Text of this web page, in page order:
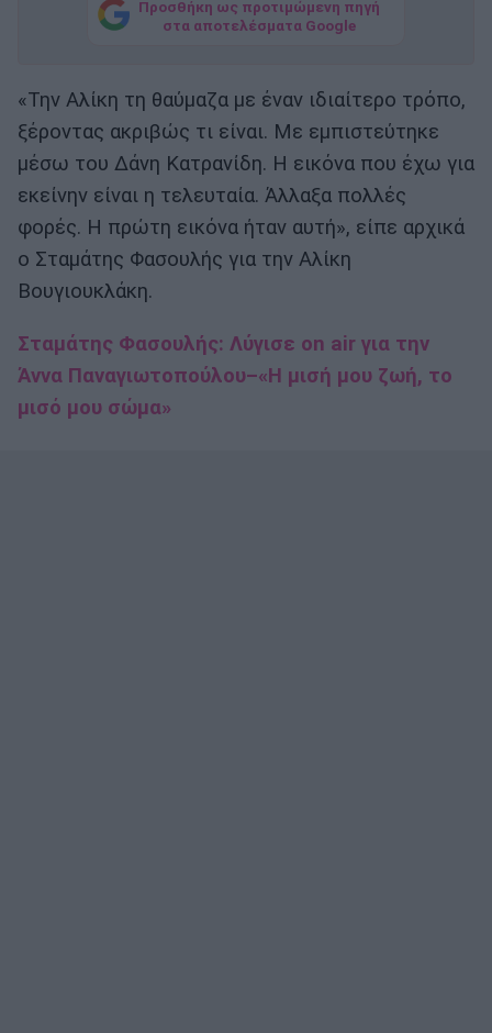
Προσθήκη ως προτιμώμενη πηγή
στα αποτελέσματα Google
«Την Αλίκη τη θαύμαζα με έναν ιδιαίτερο τρόπο,
ξέροντας ακριβώς τι είναι. Με εμπιστεύτηκε
μέσω του Δάνη Κατρανίδη. Η εικόνα που έχω για
εκείνην είναι η τελευταία. Άλλαξα πολλές
φορές. Η πρώτη εικόνα ήταν αυτή», είπε αρχικά
ο Σταμάτης Φασουλής για την Αλίκη
Βουγιουκλάκη.
Σταμάτης Φασουλής: Λύγισε on air για την
Άννα Παναγιωτοπούλου–«Η μισή μου ζωή, το
μισό μου σώμα»